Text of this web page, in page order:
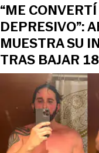
“ME
DEPRESIVO”:
MUESTRA SU
TRAS BAJAR